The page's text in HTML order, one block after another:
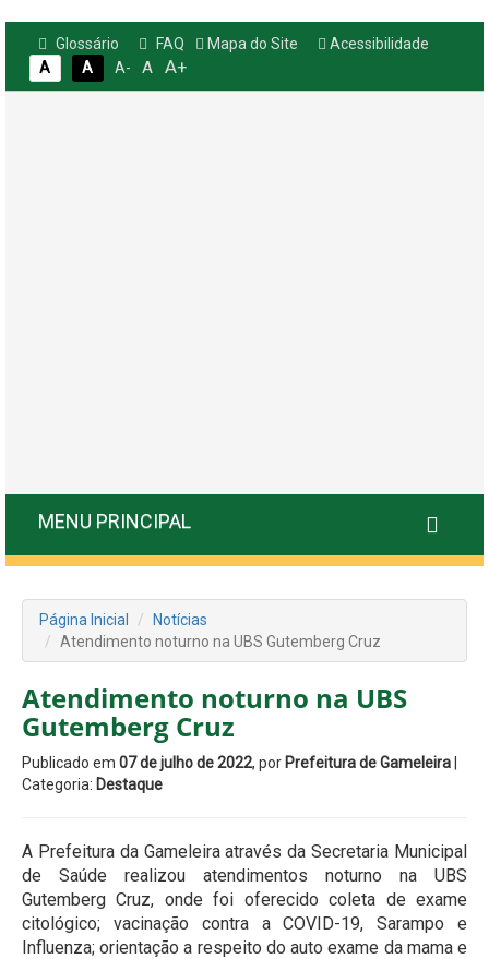
Glossário FAQ Mapa do Site
Acessibilidade
A
A A- A A+
MENU PRINCIPAL
Página Inicial
Notícias
Atendimento noturno na UBS Gutemberg Cruz
Atendimento noturno na UBS
Gutemberg Cruz
Publicado em 07 de julho de 2022, por Prefeitura de Gameleira
Categoria: Destaque
A Prefeitura da Gameleira através da Secretaria Municipal
de Saúde realizou atendimentos noturno na UBS
Gutemberg Cruz, onde foi oferecido coleta de exame
citológico; vacinação contra a COVID-19, Sarampo e
Influenza; orientação a respeito do auto exame da mama e